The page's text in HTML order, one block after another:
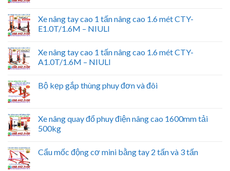
Xe nâng tay cao 1 tấn nâng cao 1.6 mét CTY-
E1.0T/1.6M – NIULI
Xe nâng tay cao 1 tấn nâng cao 1.6 mét CTY-
A1.0T/1.6M – NIULI
Bộ kẹp gắp thùng phuy đơn và đôi
Xe nâng quay đổ phuy điện nâng cao 1600mm tải
500kg
Cẩu mốc động cơ mini bằng tay 2 tấn và 3 tấn